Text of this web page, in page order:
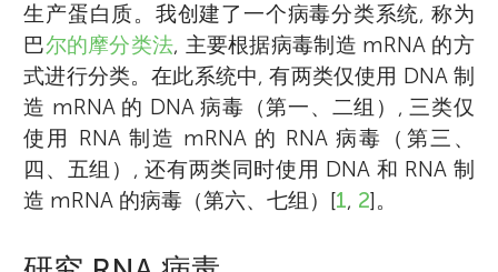
生产蛋白质。我创建了一个病毒分类系统, 称为
巴尔的摩分类法, 主要根据病毒制造 mRNA 的方
式进行分类。在此系统中, 有两类仅使用 DNA 制
造 mRNA 的 DNA 病毒（第一、二组）, 三类仅
使用 RNA 制造 mRNA 的 RNA 病毒（第三、
四、五组）, 还有两类同时使用 DNA 和 RNA 制
造 mRNA 的病毒（第六、七组）[1, 2]。